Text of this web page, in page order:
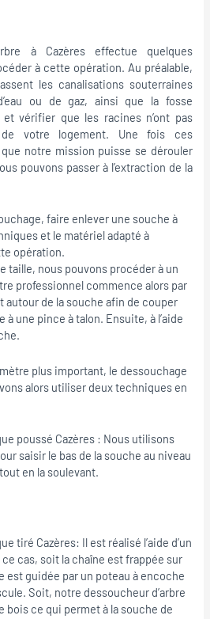
à Cazères effectue quelques
à cette opération. Au préalable,
les canalisations souterraines
ou de gaz, ainsi que la fosse
vérifier que les racines n’ont pas
votre logement. Une fois ces
notre mission puisse se dérouler
pouvons passer à l’extraction de la
faire enlever une souche à
et le matériel adapté à
opération.
taille, nous pouvons procéder à un
professionnel commence alors par
de la souche afin de couper
à une pince à talon. Ensuite, à l’aide
plus important, le dessouchage
alors utiliser deux techniques en
poussé Cazères : Nous utilisons
saisir le bas de la souche au niveau
en la soulevant.
tiré Cazères: Il est réalisé l’aide d’un
cas, soit la chaîne est frappée sur
est guidée par un poteau à encoche
Soit, notre dessoucheur d’arbre
bois ce qui permet à la souche de